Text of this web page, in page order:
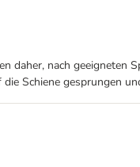
daher, nach geeigneten
Schiene gesprungen